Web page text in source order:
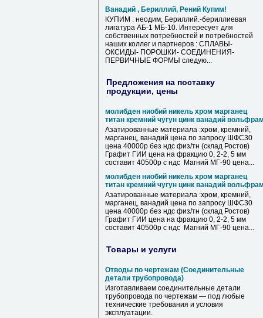
Ванадий , Бериллий, Рений Купим!
КУПИМ : неодим, Бериллий.-бериллиевая
лигатура АБ-1 МБ-10. Интересует для
собственных потребностей и потребностей
наших коллег и партнеров : СПЛАВЫ-
ОКСИДЫ- ПОРОШКИ- СОЕДИНЕНИЯ-
ПЕРВИЧНЫЕ ФОРМЫ следую...
Предложения на поставку
продукции, цены
молибден ниобий никель хром марганец
титан кремний чугун цинк ванадий
Азатированные материала :хром, кремний,
марганец, ванадий цена по запросу ШФС30
цена 40000р без ндс физ/тн (склад Ростов)
Графит ГИИ цена на фракцию 0, 2-2, 5 мм
составит 40500р с ндс Магний МГ-90 цена...
молибден ниобий никель хром марганец
титан кремний чугун цинк ванадий
Азатированные материала :хром, кремний,
марганец, ванадий цена по запросу ШФС30
цена 40000р без ндс физ/тн (склад Ростов)
Графит ГИИ цена на фракцию 0, 2-2, 5 мм
составит 40500р с ндс Магний МГ-90 цена...
Товары и услуги
Отводы по чертежам (Соединительные
детали трубопровода)
Изготавливаем соединительные детали
трубопровода по чертежам — под любые
технические требования и условия
эксплуатации.